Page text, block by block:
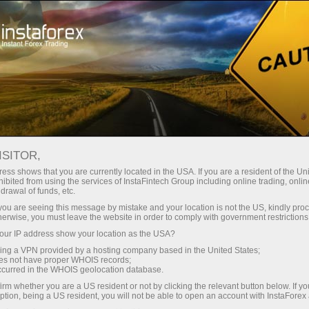
Ulasan pedagang InstaForex
Ulasan InstaForex
daripada pedagang
Forex sebenar
Selepas membaca komen ini setiap pedagang
tanpa mengira pengalaman mereka boleh
menemui pihak baru InstaForex.
shows that you are currently located in the USA. If you are a resident of the
from using the services of InstaFintech Group including online trading,
of funds, etc.
are seeing this message by mistake and your location is not the US, kindly
you must leave the website in order to comply with government
IP address show your location as the USA?
a VPN provided by a hosting company based in the United States;
not have proper WHOIS records;
in the WHOIS geolocation database.
whether you are a US resident or not by clicking the relevant button below. If
being a US resident, you will not be able to open an account with InstaForex